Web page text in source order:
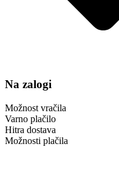
Na zalogi
Možnost vračila
Varno plačilo
Hitra dostava
Možnosti plačila